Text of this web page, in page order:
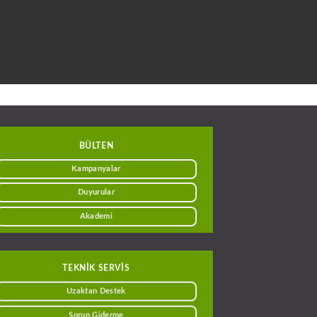
BÜLTEN
Kampanyalar
Duyurular
Akademi
TEKNİK SERVİS
Uzaktan Destek
Sorun Giderme